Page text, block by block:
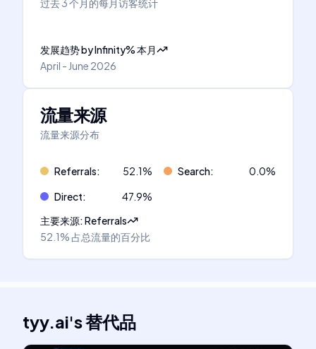
过去 3 个月的每月访客统计
发展趋势byInfinity%本月
April - June 2026
流量来源
流量来源分布
Referrals: 52.1% Search: 0.0%
Direct: 47.9%
主要来源:Referrals
52.1%占总流量的百分比
tyy.ai's替代品